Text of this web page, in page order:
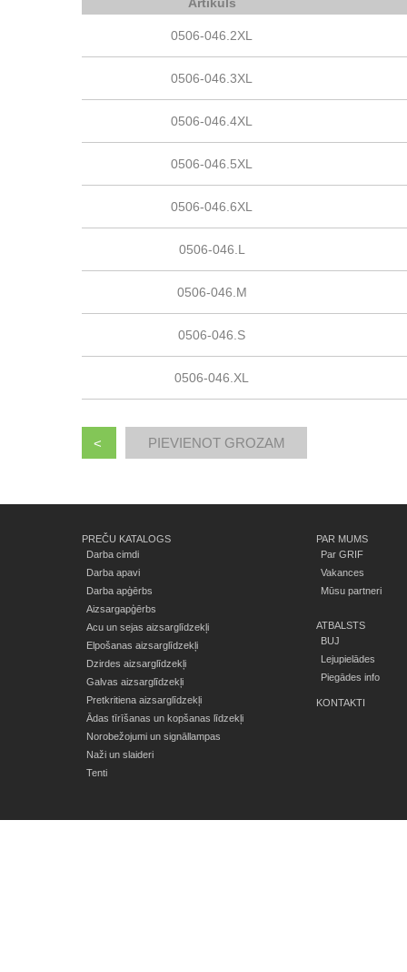
0506-046.2XL
0506-046.3XL
0506-046.4XL
0506-046.5XL
0506-046.6XL
0506-046.L
0506-046.M
0506-046.S
0506-046.XL
<
PREČU KATALOGS
Darba cimdi
Darba apavi
Darba apģērbs
Aizsargapģērbs
Acu un sejas aizsarglīdzekļi
Elpošanas aizsarglīdzekļi
Dzirdes aizsarglīdzekļi
Galvas aizsarglīdzekļi
Pretkritiena aizsarglīdzekļi
Ādas tīrīšanas un kopšanas līdzekļi
Norobežojumi un signāllampas
Naži un slaideri
Tenti
PAR MUMS
Par GRIF
Vakances
Mūsu partneri
ATBALSTS
BUJ
Lejupielādes
Piegādes info
KONTAKTI